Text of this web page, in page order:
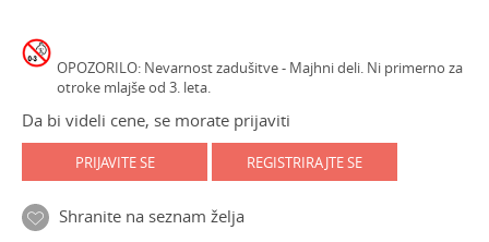
OPOZORILO: Nevarnost zadušitve - Majhni deli. Ni primerno za
otroke mlajše od 3. leta.
Da bi videli cene, se morate prijaviti
PRIJAVITE SE REGISTRIRAJTE SE
Shranite na seznam želja